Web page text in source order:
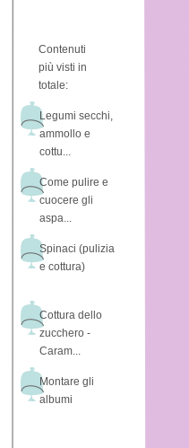
Contenuti
più visti in
totale:
Legumi secchi,
ammollo e
cottu...
Come pulire e
cuocere gli
aspa...
Spinaci (pulizia
e cottura)
Cottura dello
zucchero -
Caram...
Montare gli
albumi